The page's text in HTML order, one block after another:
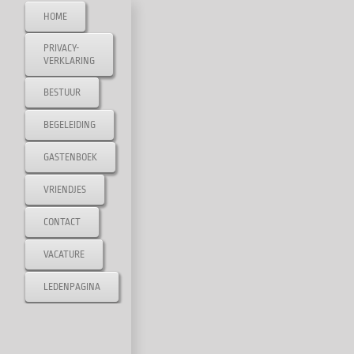
HOME
PRIVACY-
VERKLARING
BESTUUR
BEGELEIDING
GASTENBOEK
VRIENDJES
CONTACT
VACATURE
LEDENPAGINA